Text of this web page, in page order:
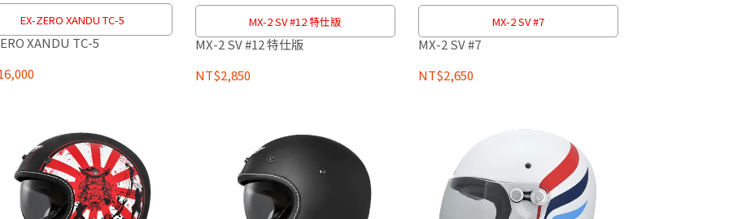
EX-ZERO XANDU TC-5
XANDU TC-5
MX-2 SV #12 特仕版
MX-2 SV #12 特仕版
NT$2,850
MX-2 SV #7
MX-2 SV #7
NT$2,650